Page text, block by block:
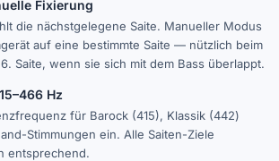
Fixierung
die nächstgelegene Saite. Manueller Modus
auf eine bestimmte Saite — nützlich beim
Saite, wenn sie sich mit dem Bass überlappt.
Hz
für Barock (415), Klassik (442)
Stimmungen ein. Alle Saiten-Ziele
entsprechend.